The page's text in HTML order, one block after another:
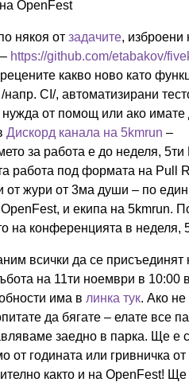
OpenFest
някоя от задачите, изброени
https://github.com/etabakov/
какво ново като
CI/, автоматизирани
от помощ или ако имате
Дискорд канала на 5kmrun –
за работа е до неделя,
работа под формата на Pull
от жури от 3ма души – по един
и екипа на 5kmrun.
на конференцията в неделя,
всички да се
на 11ти ноември в
има в линка тук. Ако не
да бягате – елате все
заедно в парка. Ще е
от годината или гривничка
както и на OpenFest!